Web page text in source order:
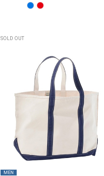
SOLD OUT
MEN